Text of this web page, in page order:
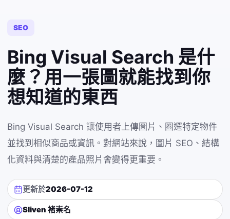
SEO
Bing Visual Search 是什
麼？用一張圖就能找到你
想知道的東西
Bing Visual Search 讓使用者上傳圖片、圈選特定物件
並找到相似商品或資訊。對網站來說，圖片 SEO、結構
化資料與清楚的產品照片會變得更重要。
更新於2026-07-12
Sliven 褚崇名